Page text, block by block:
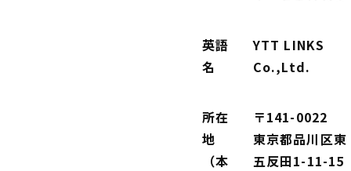
英語
名
YTT LINKS
Co.,Ltd.
所在
地
（本
〒141-0022
東京都品川区東
五反田1-11-15